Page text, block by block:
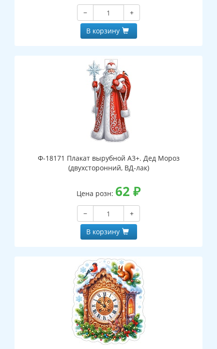
−
+
В корзину
Ф-18171 Плакат вырубной А3+. Дед Мороз
(двухсторонний, ВД-лак)
Цена розн: 62 ₽
−
+
В корзину